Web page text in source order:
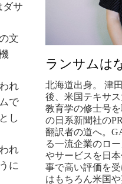
ダサ
文
れ
で
し
れ
に
ランサムはな
北海道出身。 津
後、米国テキサ
教育学の修士号
の日系新聞社の
翻訳者の道へ。
る一流企業のロ
やサービスを日
事で高い評価を
はもちろん米国